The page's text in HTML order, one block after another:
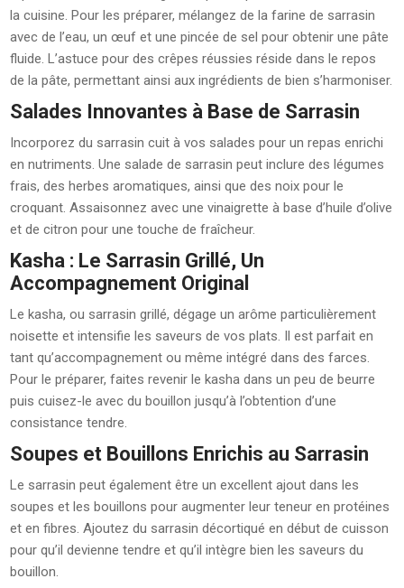
la cuisine. Pour les préparer, mélangez de la farine de sarrasin
avec de l’eau, un œuf et une pincée de sel pour obtenir une pâte
fluide. L’astuce pour des crêpes réussies réside dans le repos
de la pâte, permettant ainsi aux ingrédients de bien s’harmoniser.
Salades Innovantes à Base de Sarrasin
Incorporez du sarrasin cuit à vos salades pour un repas enrichi
en nutriments. Une salade de sarrasin peut inclure des légumes
frais, des herbes aromatiques, ainsi que des noix pour le
croquant. Assaisonnez avec une vinaigrette à base d’huile d’olive
et de citron pour une touche de fraîcheur.
Kasha : Le Sarrasin Grillé, Un
Accompagnement Original
Le kasha, ou sarrasin grillé, dégage un arôme particulièrement
noisette et intensifie les saveurs de vos plats. Il est parfait en
tant qu’accompagnement ou même intégré dans des farces.
Pour le préparer, faites revenir le kasha dans un peu de beurre
puis cuisez-le avec du bouillon jusqu’à l’obtention d’une
consistance tendre.
Soupes et Bouillons Enrichis au Sarrasin
Le sarrasin peut également être un excellent ajout dans les
soupes et les bouillons pour augmenter leur teneur en protéines
et en fibres. Ajoutez du sarrasin décortiqué en début de cuisson
pour qu’il devienne tendre et qu’il intègre bien les saveurs du
bouillon.